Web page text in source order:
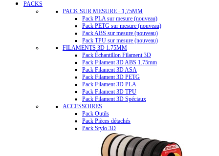
PACKS
PACK SUR MESURE - 1,75MM
Pack PLA sur mesure (nouveau)
Pack PETG sur mesure (nouveau)
Pack ABS sur mesure (nouveau)
Pack TPU sur mesure (nouveau)
FILAMENTS 3D 1.75MM
Pack Échantillon Filament 3D
Pack Filament 3D ABS 1.75mm
Pack Filament 3D ASA
Pack Filament 3D PETG
Pack Filament 3D PLA
Pack Filament 3D TPU
Pack Filament 3D Spéciaux
ACCESSOIRES
Pack Outils
Pack Pièces détachés
Pack Stylo 3D